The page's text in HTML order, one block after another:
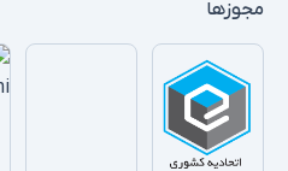
مجوزها